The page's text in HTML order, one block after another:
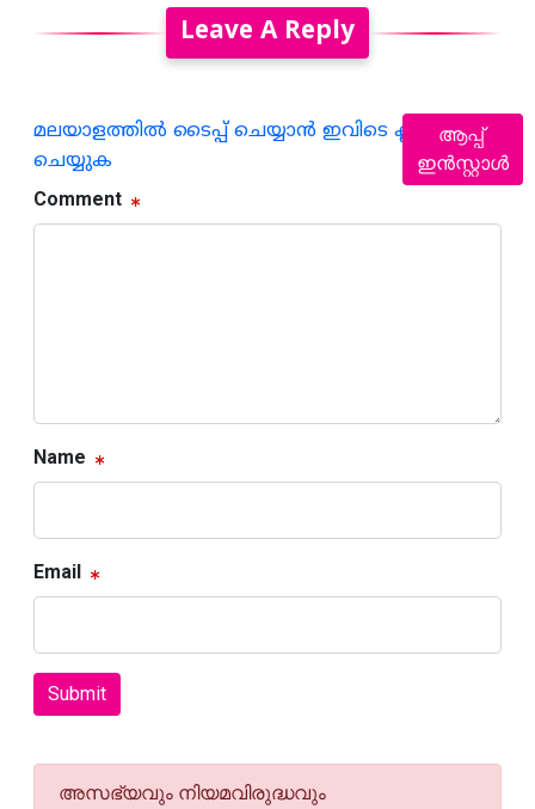
Leave A Reply
മലയാളത്തില്‍ ടൈപ്പ് ചെയ്യാന്‍ ഇവിടെ ക്ലിക്ക്
ചെയ്യുക
Comment
Name
Email
Submit
അസഭ്യവും നിയമവിരുദ്ധവും
ആപ്പ്
ഇൻസ്റ്റാൾ